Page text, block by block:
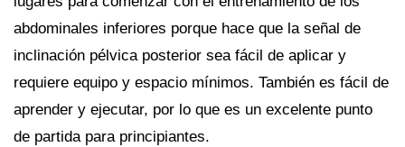
abdominales inferiores porque hace que la señal de
inclinación pélvica posterior sea fácil de aplicar y
requiere equipo y espacio mínimos. También es fácil de
aprender y ejecutar, por lo que es un excelente punto
de partida para principiantes.